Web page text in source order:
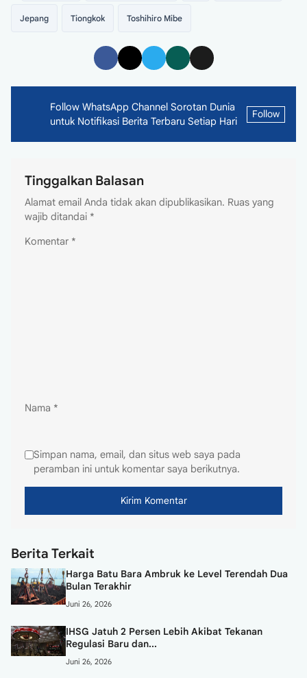
Jepang Tiongkok Toshihiro Mibe
Follow WhatsApp Channel Sorotan Dunia
untuk Notifikasi Berita Terbaru Setiap Hari
Follow
Tinggalkan Balasan
Alamat email Anda tidak akan dipublikasikan. Ruas yang
wajib ditandai *
Komentar *
Nama *
Simpan nama, email, dan situs web saya pada
peramban ini untuk komentar saya berikutnya.
Berita Terkait
Harga Batu Bara Ambruk ke Level Terendah Dua
Bulan Terakhir
Juni 26, 2026
IHSG Jatuh 2 Persen Lebih Akibat Tekanan
Regulasi Baru dan...
Juni 26, 2026